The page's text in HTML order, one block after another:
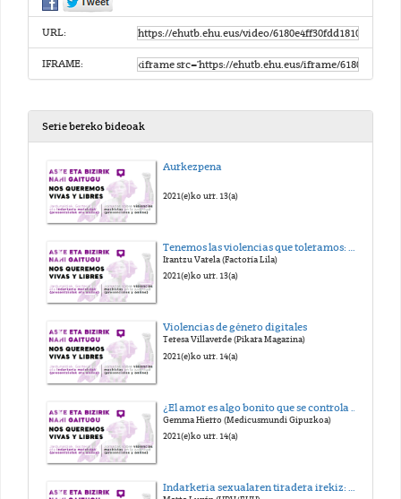
URL:
IFRAME:
Serie bereko bideoak
Aurkezpena
2021(e)ko urr. 13(a)
Irantzu Varela (Factoría Lila)
2021(e)ko urr. 13(a)
Violencias de género digitales
Teresa Villaverde (Pikara Magazina)
2021(e)ko urr. 14(a)
Gemma Hierro (Medicusmundi Gipuzkoa)
2021(e)ko urr. 14(a)
Indarkeria sexualaren tiradera irekiz: USVreact-en oinarritutako hausnarketak eta proposamenak